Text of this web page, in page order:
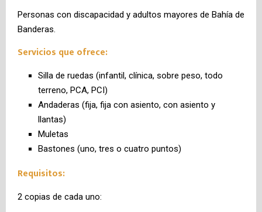
Personas con discapacidad y adultos mayores de Bahía de
Banderas.
Servicios que ofrece:
Silla de ruedas (infantil, clínica, sobre peso, todo
terreno, PCA, PCI)
Andaderas (fija, fija con asiento, con asiento y
llantas)
Muletas
Bastones (uno, tres o cuatro puntos)
Requisitos:
2 copias de cada uno: